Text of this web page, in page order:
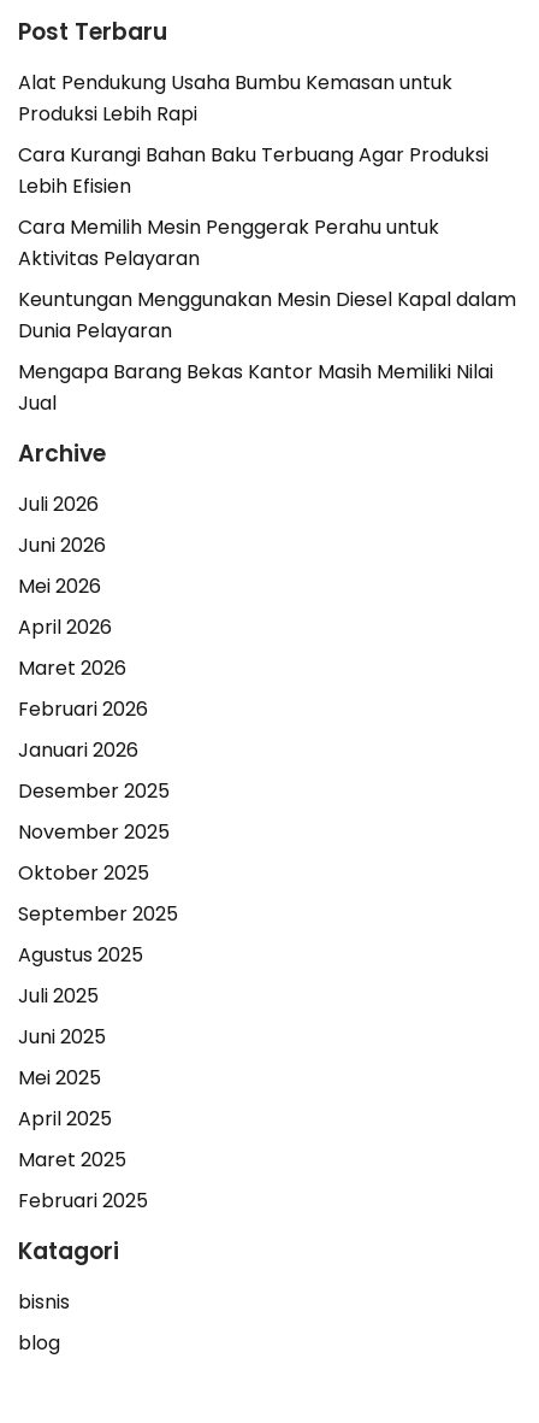
Post Terbaru
Alat Pendukung Usaha Bumbu Kemasan untuk
Produksi Lebih Rapi
Cara Kurangi Bahan Baku Terbuang Agar Produksi
Lebih Efisien
Cara Memilih Mesin Penggerak Perahu untuk
Aktivitas Pelayaran
Keuntungan Menggunakan Mesin Diesel Kapal dalam
Dunia Pelayaran
Mengapa Barang Bekas Kantor Masih Memiliki Nilai
Jual
Archive
Juli 2026
Juni 2026
Mei 2026
April 2026
Maret 2026
Februari 2026
Januari 2026
Desember 2025
November 2025
Oktober 2025
September 2025
Agustus 2025
Juli 2025
Juni 2025
Mei 2025
April 2025
Maret 2025
Februari 2025
Katagori
bisnis
blog